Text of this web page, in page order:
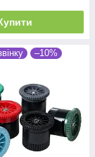
–10%